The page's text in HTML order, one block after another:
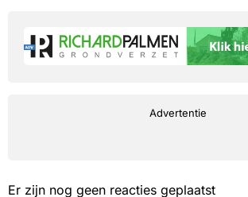
Advertentie
Er zijn nog geen reacties geplaatst